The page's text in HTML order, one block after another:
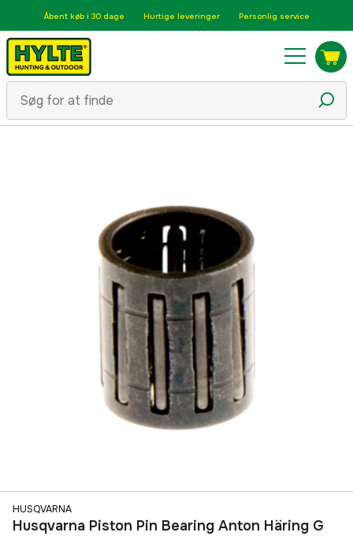
Åbent køb i 30 dage Hurtige leveringer Personlig service
HUSQVARNA
Husqvarna Piston Pin Bearing Anton Häring G